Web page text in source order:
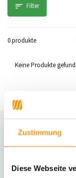
Zustimmung
Diese Webseite
Filter
0 produkte
Keine Produkte